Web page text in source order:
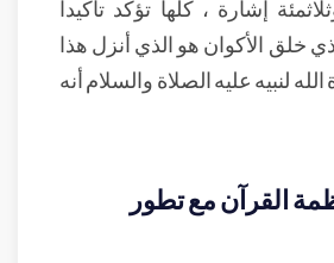
إشارة ، كلها تؤكد تأكيداً
خلق الأكوان هو الذي أنزل هذا
لنبيه عليه الصلاة والسلام أنه
القرآن مع تطور